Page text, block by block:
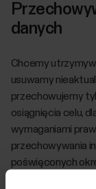
danych
Chcemy
usuwamy
przechowujemy
osiągnięcia celu,
wymaganiami
przechowywania
poświęconych
skontaktować się